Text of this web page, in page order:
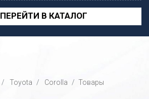
ПЕРЕЙТИ В КАТАЛОГ
Toyota Corolla Товары